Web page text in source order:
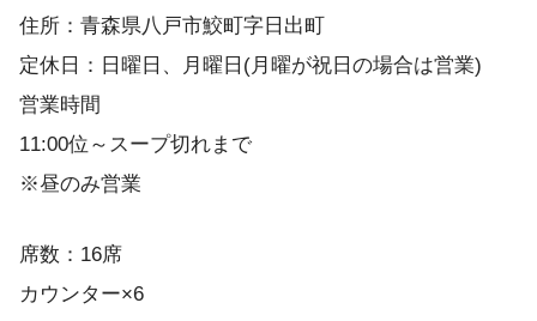
住所：青森県八戸市鮫町字日出町
定休日：日曜日、月曜日(月曜が祝日の場合は営業)
営業時間
11:00位～スープ切れまで
※昼のみ営業
席数：16席
カウンター×6